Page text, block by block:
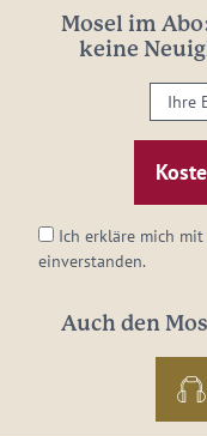
Mosel im
keine
Ihre
E-
Mail-
Ich erkläre mich
einverstanden.
Auch den